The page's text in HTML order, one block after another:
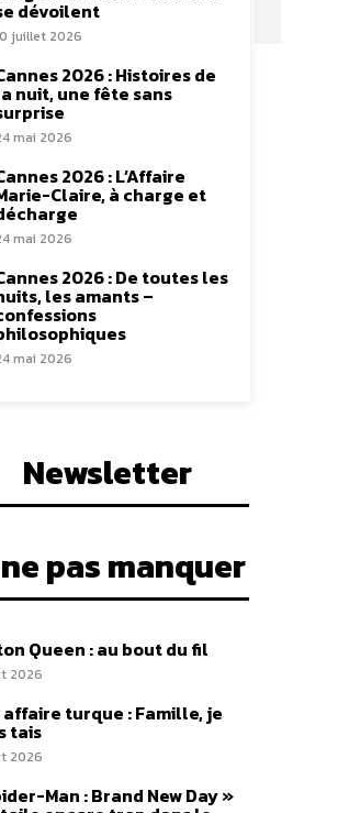
dévoilent
juillet 2026
2026 : Histoires de
nuit, une fête sans
mai 2026
2026 : L’Affaire
Claire, à charge et
mai 2026
2026 : De toutes les
les amants –
mai 2026
Newsletter
pas manquer
Queen : au bout du fil
2026
affaire turque : Famille, je
tais
2026
Man : Brand New Day »